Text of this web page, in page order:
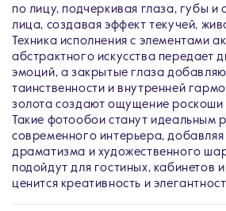
по лицу, подчеркивая глаза, губы и
лица, создавая эффект текучей,
Техника исполнения с элементами
абстрактного искусства передает
эмоций, а закрытые глаза
таинственности и внутренней
золота создают ощущение роскоши
Такие фотообои станут идеальным
современного интерьера, добавляя
драматизма и художественного
подойдут для гостиных, кабинетов
ценится креативность и